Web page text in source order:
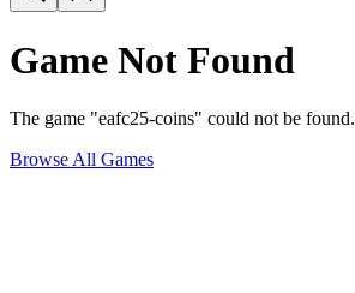
Game Not Found
The game "eafc25-coins" could not be found.
Browse All Games